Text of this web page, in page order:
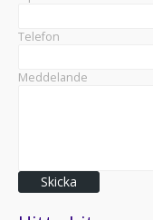
Telefon
Meddelande
Skicka